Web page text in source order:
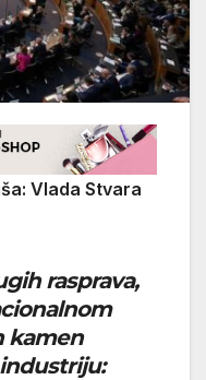
Vlada Stvara
rasprava,
kamen